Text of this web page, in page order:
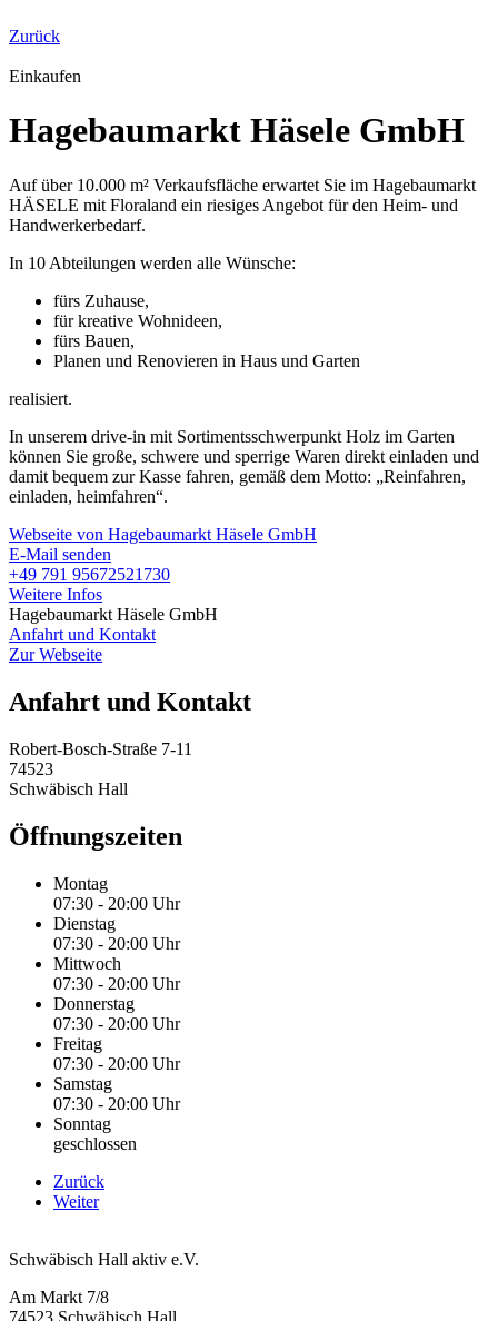
Zurück
Einkaufen
Hagebaumarkt Häsele GmbH
Auf über 10.000 m² Verkaufsfläche erwartet Sie im Hagebaumarkt
HÄSELE mit Floraland ein riesiges Angebot für den Heim- und
Handwerkerbedarf.
In 10 Abteilungen werden alle Wünsche:
fürs Zuhause,
für kreative Wohnideen,
fürs Bauen,
Planen und Renovieren in Haus und Garten
realisiert.
In unserem drive-in mit Sortimentsschwerpunkt Holz im Garten
können Sie große, schwere und sperrige Waren direkt einladen und
damit bequem zur Kasse fahren, gemäß dem Motto: „Reinfahren,
einladen, heimfahren“.
Webseite von Hagebaumarkt Häsele GmbH
E-Mail senden
+49 791 95672521730
Weitere Infos
Hagebaumarkt Häsele GmbH
Anfahrt und Kontakt
Zur Webseite
Anfahrt und Kontakt
Robert-Bosch-Straße 7-11
74523
Schwäbisch Hall
Öffnungszeiten
Montag
07:30 - 20:00 Uhr
Dienstag
07:30 - 20:00 Uhr
Mittwoch
07:30 - 20:00 Uhr
Donnerstag
07:30 - 20:00 Uhr
Freitag
07:30 - 20:00 Uhr
Samstag
07:30 - 20:00 Uhr
Sonntag
geschlossen
Zurück
Weiter
Schwäbisch Hall aktiv e.V.
Am Markt 7/8
74523 Schwäbisch Hall